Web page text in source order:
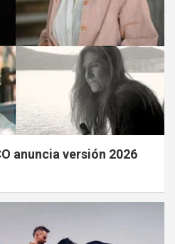
anuncia versión 2026